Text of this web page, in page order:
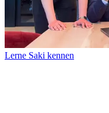
Lerne Saki kennen